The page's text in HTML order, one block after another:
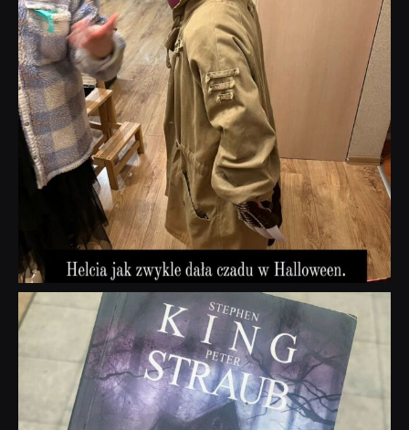
dobryhorror
Wrz 23